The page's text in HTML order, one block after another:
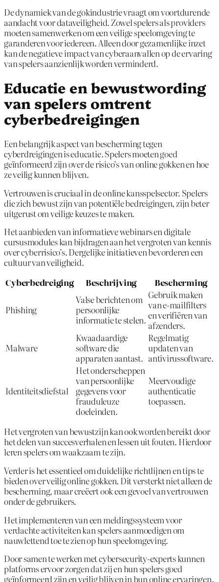
De dynamiek van de gokindustrie vraagt om voortdurende
aandacht voor dataveiligheid. Zowel spelers als providers
moeten samenwerken om een veilige speelomgeving te
garanderen voor iedereen. Alleen door gezamenlijke inzet
kan de negatieve impact van cyberaanvallen op de ervaring
van spelers aanzienlijk worden verminderd.
Educatie en bewustwording
van spelers omtrent
cyberbedreigingen
Een belangrijk aspect van bescherming tegen
cyberdreigingen is educatie. Spelers moeten goed
geïnformeerd zijn over de risico’s van online gokken en hoe
ze veilig kunnen blijven.
Vertrouwen is cruciaal in de online kansspelsector. Spelers
die zich bewust zijn van potentiële bedreigingen, zijn beter
uitgerust om veilige keuzes te maken.
Het aanbieden van informatieve webinars en digitale
cursusmodules kan bijdragen aan het vergroten van kennis
over cyberrisico’s. Dergelijke initiatieven bevorderen een
cultuur van veiligheid.
Cyberbedreiging
Beschrijving Bescherming
Phishing
Valse berichten om
persoonlijke
informatie te stelen.
Gebruik maken
van e-mailfilters
en verifiëren van
afzenders.
Malware
Kwaadaardige
software die
apparaten aantast.
Regelmatig
updaten van
antivirussoftware.
Identiteitsdiefstal
Het onderscheppen
van persoonlijke
gegevens voor
frauduleuze
doeleinden.
Meervoudige
authenticatie
toepassen.
Het vergroten van bewustzijn kan ook worden bereikt door
het delen van succesverhalen en lessen uit fouten. Hierdoor
leren spelers om waakzaam te zijn.
Verder is het essentieel om duidelijke richtlijnen en tips te
bieden over veilig online gokken. Dit versterkt niet alleen de
bescherming, maar creëert ook een gevoel van vertrouwen
onder de gebruikers.
Het implementeren van een meldingssysteem voor
verdachte activiteiten kan spelers aanmoedigen om
nauwlettend toe te zien op hun speelomgeving.
Door samen te werken met cybersecurity-experts kunnen
platforms ervoor zorgen dat zij en hun spelers goed
geïnformeerd zijn en veilig blijven in hun online ervaringen.